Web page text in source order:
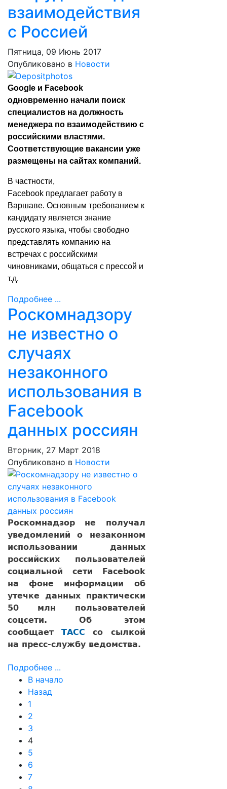
взаимодействия
с Россией
Пятница, 09 Июнь 2017
Опубликовано в Новости
Google и Facebook
одновременно начали поиск
специалистов на должность
менеджера по взаимодействию с
российскими властями.
Соответствующие вакансии уже
размещены на сайтах компаний.
В частности,
Facebook предлагает работу в
Варшаве. Основным требованием к
кандидату является знание
русского языка, чтобы свободно
представлять компанию на
встречах с российскими
чиновниками, общаться с прессой и
т.д.
Подробнее ...
Роскомнадзору
не известно о
случаях
незаконного
использования в
Facebook
данных россиян
Вторник, 27 Март 2018
Опубликовано в Новости
Роскомнадзор не получал
уведомлений о незаконном
использовании данных
российских пользователей
социальной сети Facebook
на фоне информации об
утечке данных практически
50 млн пользователей
соцсети. Об этом
сообщаетТАСС со сылкой
на пресс-службу ведомства.
Подробнее ...
В начало
Назад
1
2
3
4
5
6
7